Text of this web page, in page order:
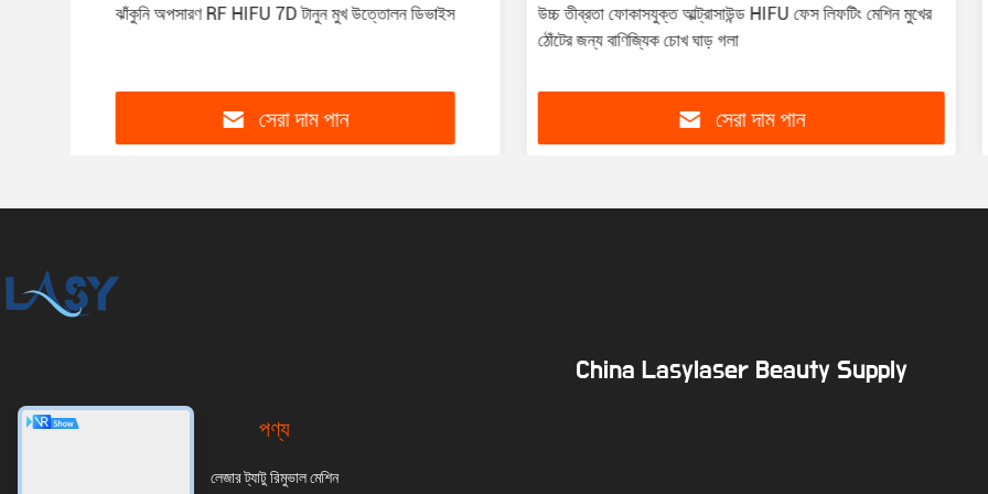
ঝাঁকুনি অপসারণ RF HIFU 7D টানুন মুখ উত্তোলন ডিভাইস
সেরা দাম পান
উচ্চ তীব্রতা ফোকাসযুক্ত আল্ট্রাসাউন্ড HIFU ফেস লিফটিং মেশিন মুখের
ঠোঁটের জন্য বাণিজ্যিক চোখ ঘাড় গলা
সেরা দাম পান
China Lasylaser Beauty Supply
পণ্য
লেজার ট্যাটু রিমুভাল মেশিন